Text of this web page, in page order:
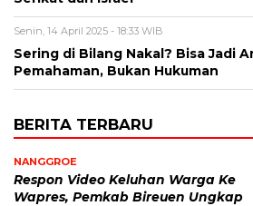
Senin, 14 April 2025 - 18:33 WIB
Sering di Bilang Nakal? Bisa Jadi
Pemahaman, Bukan Hukuman
BERITA TERBARU
NANGGROE
Respon Video Keluhan Warga Ke
Wapres, Pemkab Bireuen Ungkap